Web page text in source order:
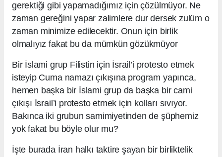
gerektiği gibi yapamadığımız için çözülmüyor. Ne
zaman gereğini yapar zalimlere dur dersek zulüm o
zaman minimize edilecektir. Onun için birlik
olmalıyız fakat bu da mümkün gözükmüyor
Bir İslami grup Filistin için İsrail’i protesto etmek
isteyip Cuma namazı çıkışına program yapınca,
hemen başka bir İslami grup da başka bir cami
çıkışı İsrail’i protesto etmek için kolları sıvıyor.
Bakınca iki grubun samimiyetinden de şüphemiz
yok fakat bu böyle olur mu?
İşte burada İran halkı taktire şayan bir birliktelik